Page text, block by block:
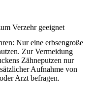
Verzehr geeignet
Nur eine erbsengroße
Zur Vermeidung
Zähneputzen nur
Aufnahme von
Arzt befragen.